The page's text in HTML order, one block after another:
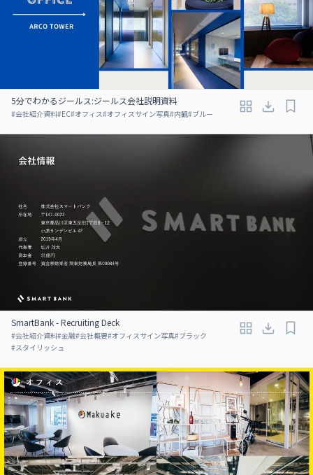
5分でわかるジールス:ジールス会社説明資料
#会社紹介資料#EC#オフィス#オフィスサイン写真#内観#ブルー
SmartBank - Recruiting Deck
#会社紹介資料#金融#会社概要#オフィスサイン写真#ブラック
#スタイリッシュ